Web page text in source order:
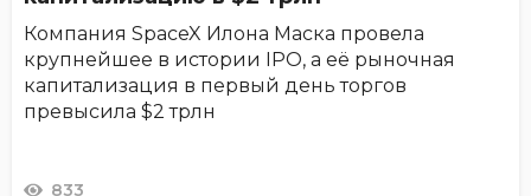
Компания SpaceX Илона Маска провела
крупнейшее в истории IPO, а её рыночная
капитализация в первый день торгов
превысила $2 трлн
833